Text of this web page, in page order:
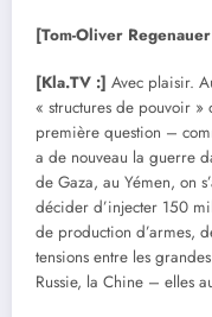
[Tom-Oliver
[Kla.TV :] Avec plaisir.
« structures de pouvoir
première question –
a de nouveau la guerre
de Gaza, au Yémen, on
décider d’injecter 150
de production d’armes,
tensions entre les
Russie, la Chine – elles